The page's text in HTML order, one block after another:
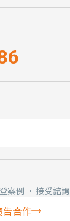
案例 · 接受諮詢
告合作